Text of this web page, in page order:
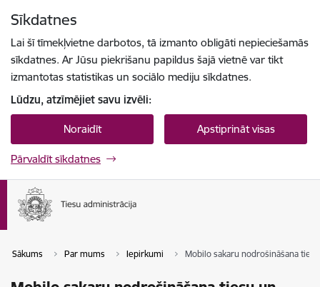
Sīkdatnes
Lai šī tīmekļvietne darbotos, tā izmanto obligāti nepieciešamās
sīkdatnes. Ar Jūsu piekrišanu papildus šajā vietnē var tikt
izmantotas statistikas un sociālo mediju sīkdatnes.
Lūdzu, atzīmējiet savu izvēli:
Noraidīt Apstiprināt visas
Pārvaldīt sīkdatnes
Sākums Par mums Iepirkumi Mobilo sakaru nodrošināšana